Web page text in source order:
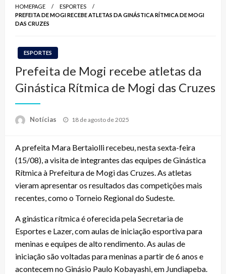
HOMEPAGE
ESPORTES
PREFEITA DE MOGI RECEBE ATLETAS DA GINÁSTICA RÍTMICA DE MOGI
DAS CRUZES
ESPORTES
Prefeita de Mogi recebe atletas da
Ginástica Rítmica de Mogi das Cruzes
Notícias
Posted
18 de agosto de 2025
A prefeita Mara Bertaiolli recebeu, nesta sexta-feira
(15/08), a visita de integrantes das equipes de Ginástica
Rítmica à Prefeitura de Mogi das Cruzes. As atletas
vieram apresentar os resultados das competições mais
recentes, como o Torneio Regional do Sudeste.
A ginástica rítmica é oferecida pela Secretaria de
Esportes e Lazer, com aulas de iniciação esportiva para
meninas e equipes de alto rendimento. As aulas de
iniciação são voltadas para meninas a partir de 6 anos e
acontecem no Ginásio Paulo Kobayashi, em Jundiapeba.